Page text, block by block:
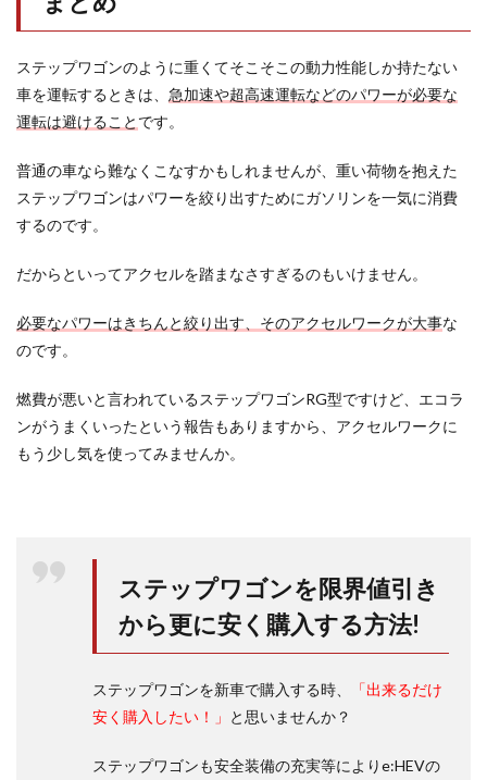
ステップワゴンのように重くてそこそこの動力性能しか持たない
車を運転するときは、 急加速や超高速運転などのパワーが必要な
運転は避けること です。
普通の車なら難なくこなすかもしれませんが、重い荷物を抱えた
ステップワゴンはパワーを絞り出すためにガソリンを一気に消費
するのです。
だからといってアクセルを踏まなさすぎるのもいけません。
必要なパワーはきちんと絞り出す、そのアクセルワークが大事な
のです。
燃費が悪いと言われているステップワゴンRG型ですけど、エコラ
ンがうまくいったという報告もありますから、アクセルワークに
もう少し気を使ってみませんか。
ステップワゴンを限界値引き
から更に安く購入する方法!
ステップワゴンを新車で購入する時、
「出来るだけ
安く購入したい！」 と思いませんか？
ステップワゴンも安全装備の充実等によりe:HEVの